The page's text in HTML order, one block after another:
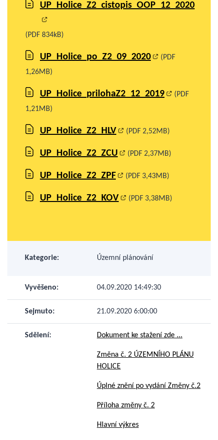
UP_Holice_Z2_cistopis_OOP_12_2020
(PDF 834kB)
UP_Holice_po_Z2_09_2020
(PDF
1,26MB)
UP_Holice_prilohaZ2_12_2019
(PDF
1,21MB)
UP_Holice_Z2_HLV (PDF 2,52MB)
UP_Holice_Z2_ZCU (PDF 2,37MB)
UP_Holice_Z2_ZPF (PDF 3,43MB)
UP_Holice_Z2_KOV (PDF 3,38MB)
Kategorie: Územní plánování
Vyvěšeno: 04.09.2020 14:49:30
Sejmuto: 21.09.2020 6:00:00
Sdělení: Dokument ke stažení zde ...
Změna č. 2 ÚZEMNÍHO PLÁNU
HOLICE
Úplné znění po vydání Změny č.2
Příloha změny č. 2
Hlavní výkres